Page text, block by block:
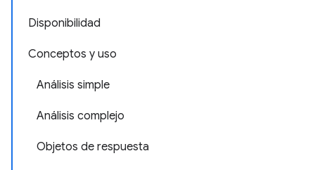
Disponibilidad
Conceptos y uso
Análisis simple
Análisis complejo
Objetos de respuesta